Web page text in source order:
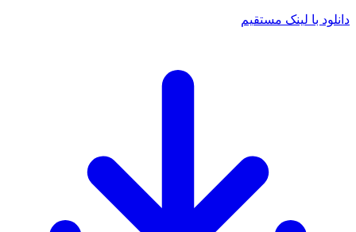
دانلود با لینک مستقیم